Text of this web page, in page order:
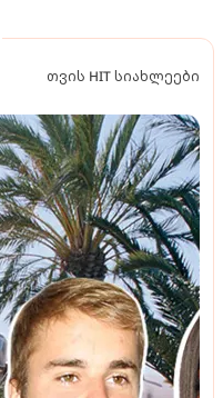
თვის HIT სიახლეები